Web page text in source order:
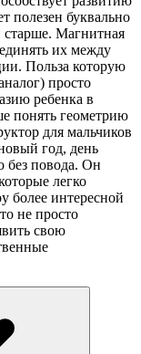
полезен буквально
старше. Магнитная
их между
Польза которую
просто
ребенка в
понять геометрию
для мальчиков
год, день
без повода. Он
легко
более интересной
не просто
свою